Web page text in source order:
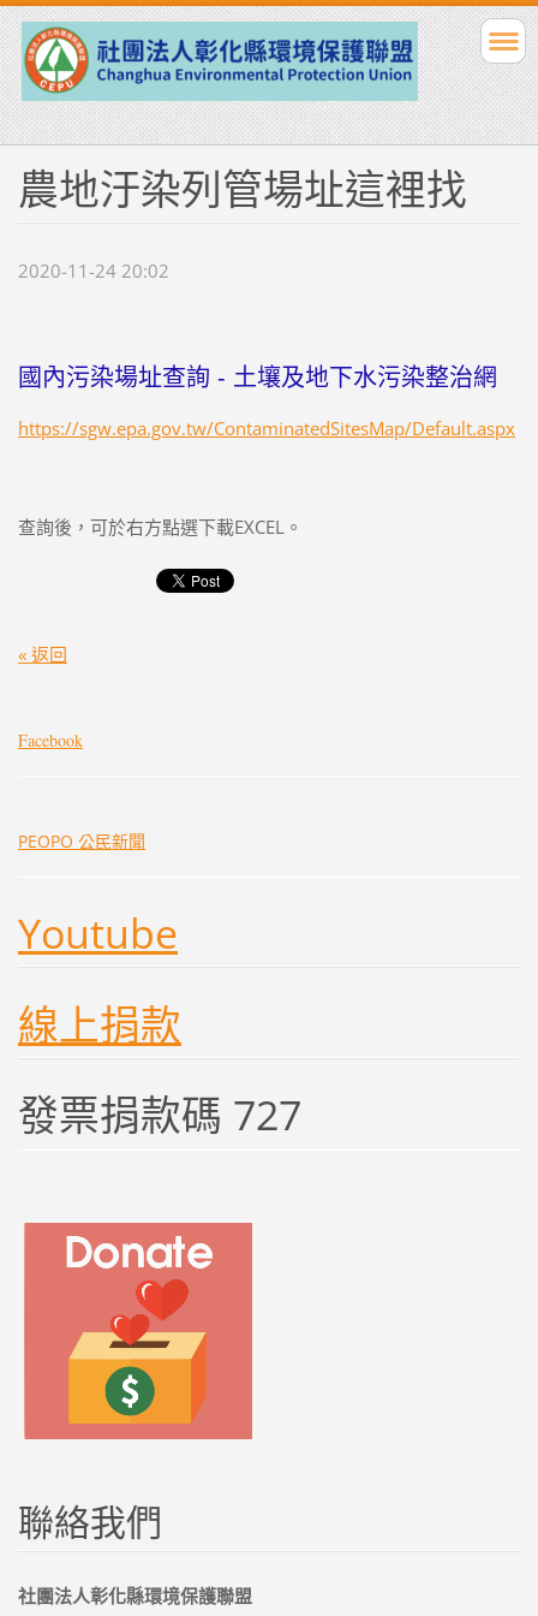
農地汙染列管場址這裡找
2020-11-24 20:02
國內污染場址查詢 - 土壤及地下水污染整治網
https://sgw.epa.gov.tw/ContaminatedSitesMap/Default.aspx
查詢後，可於右方點選下載EXCEL。
« 返回
Facebook
PEOPO 公民新聞
Youtube
線上捐款
發票捐款碼 727
聯絡我們
社團法人彰化縣環境保護聯盟